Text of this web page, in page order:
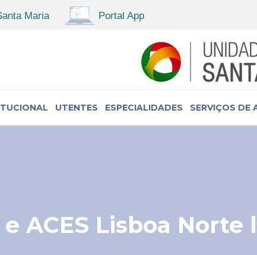
UTENTES ESPECIALIDADES SERVIÇOS DE
e ACES Lisboa